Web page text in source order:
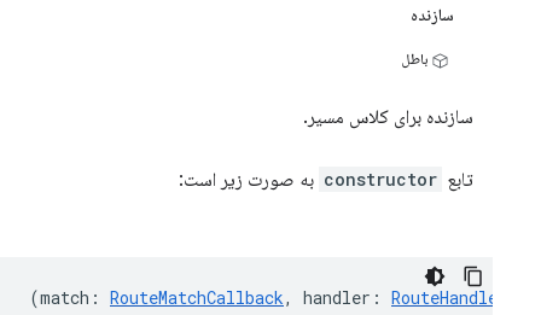
سازنده
باطل
سازنده برای کلاس مسیر.
تابع constructor به صورت زیر است:
(match : RouteMatchCallback, handler : RouteHandler